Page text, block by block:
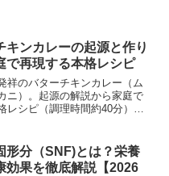
キンカレーの起源と作り
で再現する本格レシピ
祥のバターチキンカレー（ム
ニ）。起源の解説から家庭で
レシピ（調理時間約40分）、
初心者にも分かりやすく丁寧
す。
形分（SNF)とは？栄養
効果を徹底解説【2026